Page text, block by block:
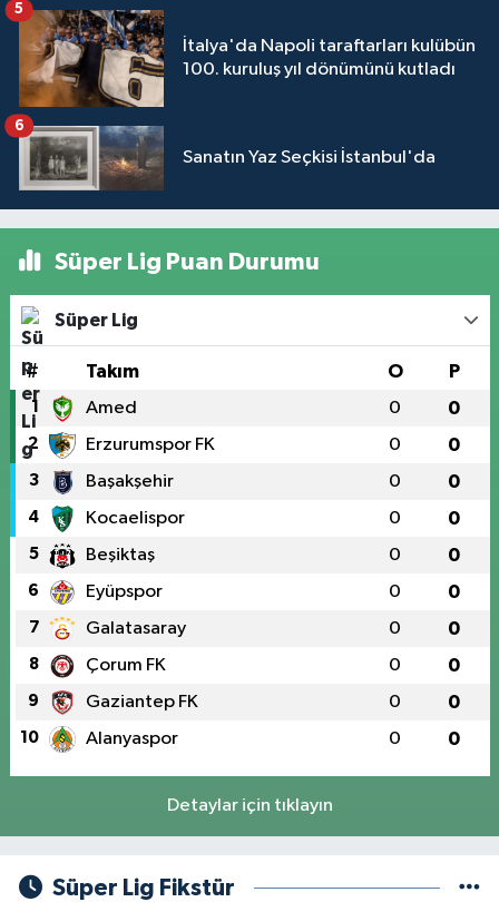
İtalya'da Napoli taraftarları kulübün
100. kuruluş yıl dönümünü kutladı
5
Sanatın Yaz Seçkisi İstanbul'da
6
Süper Lig Puan Durumu
Süper Lig
# Takım O P
1 Amed 0 0
2 Erzurumspor FK 0 0
3 Başakşehir 0 0
4 Kocaelispor 0 0
5 Beşiktaş 0 0
6 Eyüpspor 0 0
7 Galatasaray 0 0
8 Çorum FK 0 0
9 Gaziantep FK 0 0
10 Alanyaspor 0 0
Detaylar için tıklayın
Süper Lig Fikstür